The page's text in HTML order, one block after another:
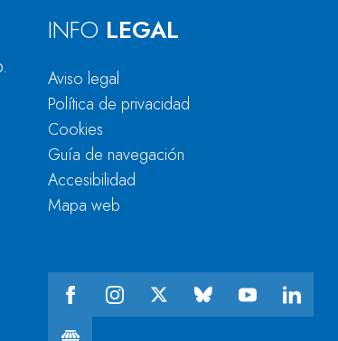
INFO LEGAL
Aviso legal
Política de privacidad
Cookies
Guía de navegación
Accesibilidad
Mapa web